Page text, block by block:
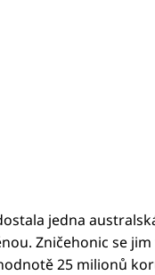
jedna
Zničehonic se
25 milionů